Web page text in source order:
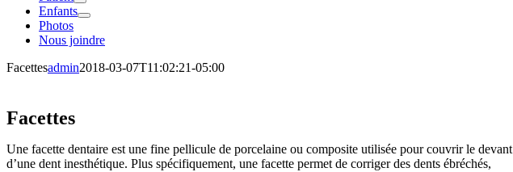
Enfants
Photos
Nous joindre
Facettesadmin2018-03-07T11:02:21-05:00
Facettes
Une facette dentaire est une fine pellicule de porcelaine ou composite utilisée pour couvrir le devant
d’une dent inesthétique. Plus spécifiquement, une facette permet de corriger des dents ébréchés,